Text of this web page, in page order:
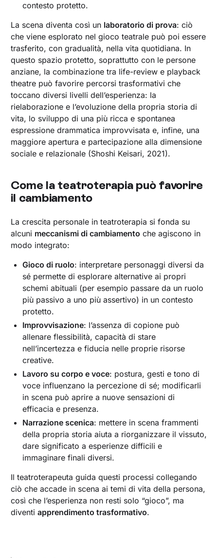
contesto protetto.
La scena diventa così un laboratorio di prova: ciò
che viene esplorato nel gioco teatrale può poi essere
trasferito, con gradualità, nella vita quotidiana. In
questo spazio protetto, soprattutto con le persone
anziane, la combinazione tra life-review e playback
theatre può favorire percorsi trasformativi che
toccano diversi livelli dell’esperienza: la
rielaborazione e l’evoluzione della propria storia di
vita, lo sviluppo di una più ricca e spontanea
espressione drammatica improvvisata e, infine, una
maggiore apertura e partecipazione alla dimensione
sociale e relazionale (Shoshi Keisari, 2021).
Come la teatroterapia può favorire
il cambiamento
La crescita personale in teatroterapia si fonda su
alcuni meccanismi di cambiamento che agiscono in
modo integrato:
Gioco di ruolo: interpretare personaggi diversi da
sé permette di esplorare alternative ai propri
schemi abituali (per esempio passare da un ruolo
più passivo a uno più assertivo) in un contesto
protetto.
Improvvisazione: l’assenza di copione può
allenare flessibilità, capacità di stare
nell’incertezza e fiducia nelle proprie risorse
creative.
Lavoro su corpo e voce: postura, gesti e tono di
voce influenzano la percezione di sé; modificarli
in scena può aprire a nuove sensazioni di
efficacia e presenza.
Narrazione scenica: mettere in scena frammenti
della propria storia aiuta a riorganizzare il vissuto,
dare significato a esperienze difficili e
immaginare finali diversi.
Il teatroterapeuta guida questi processi collegando
ciò che accade in scena ai temi di vita della persona,
così che l’esperienza non resti solo “gioco”, ma
diventiapprendimento trasformativo.